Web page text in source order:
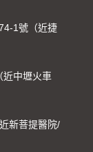
1號（近捷
近中壢火車
新菩提醫院/